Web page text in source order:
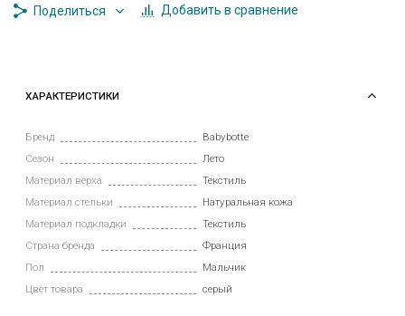
Поделиться Добавить в сравнение
ХАРАКТЕРИСТИКИ
Бренд
Babybotte
Сезон
Лето
Материал верха
Текстиль
Материал стельки
Натуральная кожа
Материал подкладки
Текстиль
Страна бренда
Франция
Пол
Мальчик
Цвет товара
серый